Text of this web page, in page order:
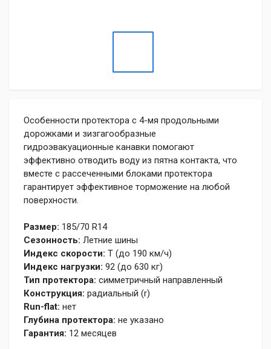
Особенности протектора с 4-мя продольными
дорожками и зизгагообразные
гидроэвакуационные канавки помогают
эффективно отводить воду из пятна контакта, что
вместе с рассеченными блоками протектора
гарантирует эффективное торможение на любой
поверхности.
Размер: 185/70 R14
Сезонность: Летние шины
Индекс скорости: T (до 190 км/ч)
Индекс нагрузки: 92 (до 630 кг)
Тип протектора: симметричный направленный
Конструкция: радиальный (r)
Run-flat: нет
Глубина протектора: не указано
Гарантия: 12 месяцев